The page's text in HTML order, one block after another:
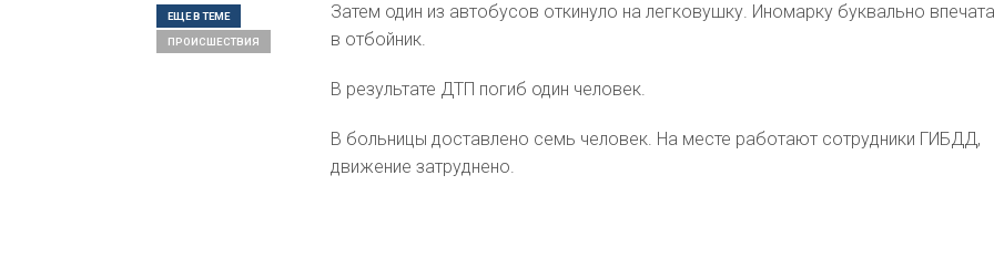
Затем один из автобусов откинуло на легковушку. Иномарку буквально
в отбойник.
В результате ДТП погиб один человек.
В больницы доставлено семь человек. На месте работают сотрудники ГИБДД,
движение затруднено.
ЕЩЕ В ТЕМЕ
ПРОИСШЕСТВИЯ